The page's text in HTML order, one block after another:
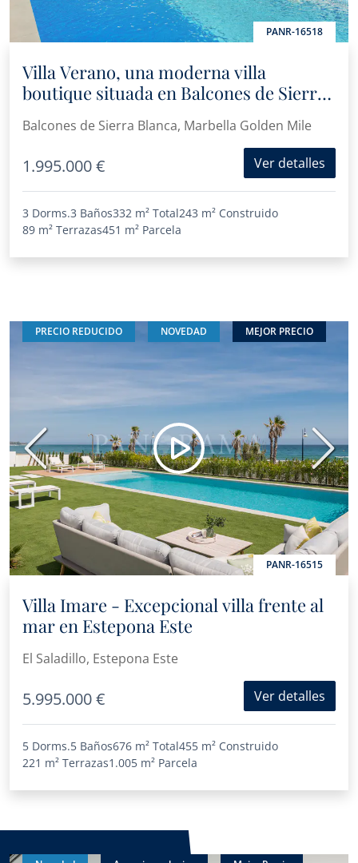
PANR-16518
Villa Verano, una moderna villa
boutique situada en Balcones de Sierra
Blanca, en la Milla de Oro
Balcones de Sierra Blanca, Marbella Golden Mile
1.995.000 € Ver detalles
3 Dorms.3 Baños332 m² Total243 m² Construido
89 m² Terrazas451 m² Parcela
PRECIO REDUCIDO NOVEDAD MEJOR PRECIO
PANR-16515
Anterior
Villa Imare - Excepcional villa frente al
mar en Estepona Este
El Saladillo, Estepona Este
5.995.000 € Ver detalles
5 Dorms.5 Baños676 m² Total455 m² Construido
221 m² Terrazas1.005 m² Parcela